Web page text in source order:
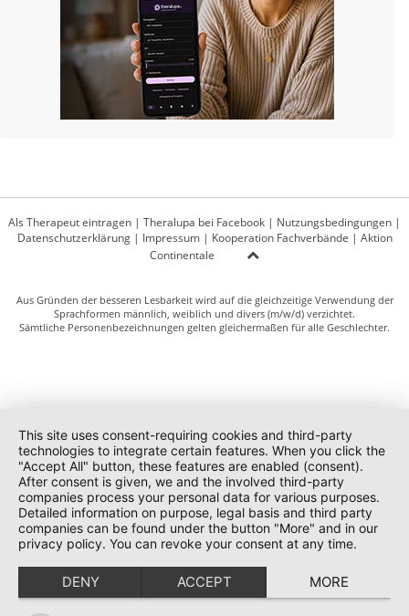
Als Therapeut eintragen | Theralupa bei Facebook | Nutzungsbedingungen |
Datenschutzerklärung| Impressum| Kooperation Fachverbände | Aktion
Continentale
Aus Gründen der besseren Lesbarkeit wird auf die gleichzeitige Verwendung der
Sprachformen männlich, weiblich und divers (m/w/d) verzichtet.
Sämtliche Personenbezeichnungen gelten gleichermaßen für alle Geschlechter.
This site uses consent-requiring cookies and third-party
technologies to integrate certain features. When you click the
"Accept All" button, these features are enabled (consent).
After consent is given, we and the involved third-party
companies process your personal data for various purposes.
Detailed information on purpose, legal basis and third party
companies can be found under the button "More" and in our
privacy policy. You can revoke your consent at any time.
DENY ACCEPT MORE